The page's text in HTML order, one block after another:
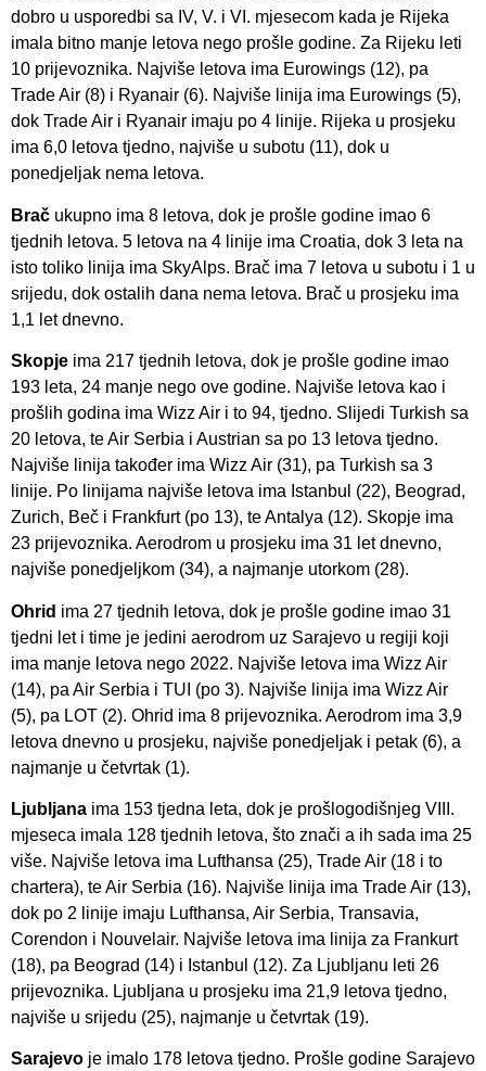
dobro u usporedbi sa IV, V. i VI. mjesecom kada je Rijeka
imala bitno manje letova nego prošle godine. Za Rijeku leti
10 prijevoznika. Najviše letova ima Eurowings (12), pa
Trade Air (8) i Ryanair (6). Najviše linija ima Eurowings (5),
dok Trade Air i Ryanair imaju po 4 linije. Rijeka u prosjeku
ima 6,0 letova tjedno, najviše u subotu (11), dok u
ponedjeljak nema letova.
Brač ukupno ima 8 letova, dok je prošle godine imao 6
tjednih letova. 5 letova na 4 linije ima Croatia, dok 3 leta na
isto toliko linija ima SkyAlps. Brač ima 7 letova u subotu i 1 u
srijedu, dok ostalih dana nema letova. Brač u prosjeku ima
1,1 let dnevno.
Skopje ima 217 tjednih letova, dok je prošle godine imao
193 leta, 24 manje nego ove godine. Najviše letova kao i
prošlih godina ima Wizz Air i to 94, tjedno. Slijedi Turkish sa
20 letova, te Air Serbia i Austrian sa po 13 letova tjedno.
Najviše linija također ima Wizz Air (31), pa Turkish sa 3
linije. Po linijama najviše letova ima Istanbul (22), Beograd,
Zurich, Beč i Frankfurt (po 13), te Antalya (12). Skopje ima
23 prijevoznika. Aerodrom u prosjeku ima 31 let dnevno,
najviše ponedjeljkom (34), a najmanje utorkom (28).
Ohrid ima 27 tjednih letova, dok je prošle godine imao 31
tjedni let i time je jedini aerodrom uz Sarajevo u regiji koji
ima manje letova nego 2022. Najviše letova ima Wizz Air
(14), pa Air Serbia i TUI (po 3). Najviše linija ima Wizz Air
(5), pa LOT (2). Ohrid ima 8 prijevoznika. Aerodrom ima 3,9
letova dnevno u prosjeku, najviše ponedjeljak i petak (6), a
najmanje u četvrtak (1).
Ljubljana ima 153 tjedna leta, dok je prošlogodišnjeg VIII.
mjeseca imala 128 tjednih letova, što znači a ih sada ima 25
više. Najviše letova ima Lufthansa (25), Trade Air (18 i to
chartera), te Air Serbia (16). Najviše linija ima Trade Air (13),
dok po 2 linije imaju Lufthansa, Air Serbia, Transavia,
Corendon i Nouvelair. Najviše letova ima linija za Frankurt
(18), pa Beograd (14) i Istanbul (12). Za Ljubljanu leti 26
prijevoznika. Ljubljana u prosjeku ima 21,9 letova tjedno,
najviše u srijedu (25), najmanje u četvrtak (19).
Sarajevo je imalo 178 letova tjedno. Prošle godine Sarajevo